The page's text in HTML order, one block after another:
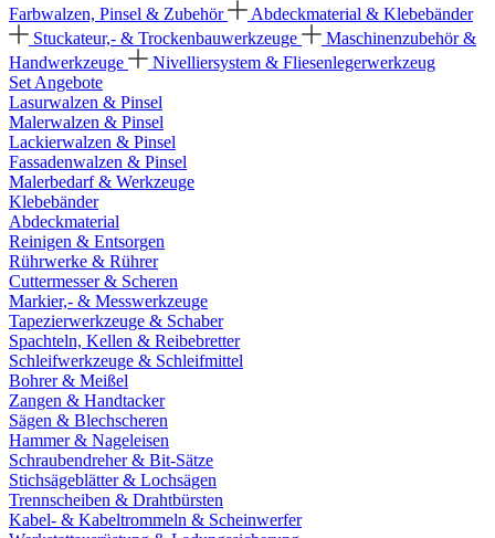
Farbwalzen, Pinsel & Zubehör
Abdeckmaterial & Klebebänder
Stuckateur,- & Trockenbauwerkzeuge
Maschinenzubehör &
Handwerkzeuge
Nivelliersystem & Fliesenlegerwerkzeug
Set Angebote
Lasurwalzen & Pinsel
Malerwalzen & Pinsel
Lackierwalzen & Pinsel
Fassadenwalzen & Pinsel
Malerbedarf & Werkzeuge
Klebebänder
Abdeckmaterial
Reinigen & Entsorgen
Rührwerke & Rührer
Cuttermesser & Scheren
Markier,- & Messwerkzeuge
Tapezierwerkzeuge & Schaber
Spachteln, Kellen & Reibebretter
Schleifwerkzeuge & Schleifmittel
Bohrer & Meißel
Zangen & Handtacker
Sägen & Blechscheren
Hammer & Nageleisen
Schraubendreher & Bit-Sätze
Stichsägeblätter & Lochsägen
Trennscheiben & Drahtbürsten
Kabel- & Kabeltrommeln & Scheinwerfer